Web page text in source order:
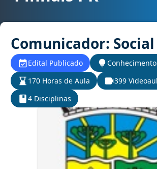
Comunicador: Social
Edital Publicado
170 Horas de Aula
399
4 Disciplinas